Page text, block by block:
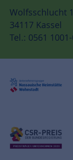
Wolfsschlucht
34117 Kassel
Tel.: 0561